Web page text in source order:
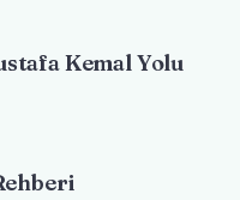
Kemal Yolu